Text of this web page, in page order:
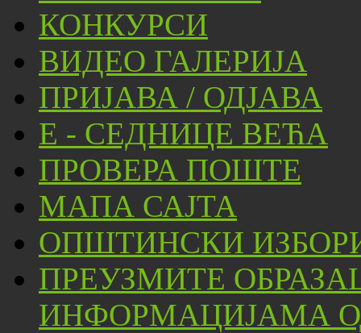
КОНКУРСИ
ВИДЕО ГАЛЕРИЈА
ПРИЈАВА / ОДЈАВА
Е - СЕДНИЦЕ ВЕЋА
ПРОВЕРА ПОШТЕ
МАПА САЈТА
ОПШТИНСКИ
ПРЕУЗМИТЕ
ИНФОРМАЦИЈАМА